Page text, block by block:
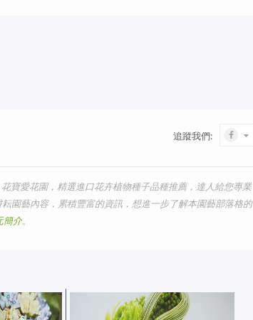
追蹤我們:
寶愛花園，精選進口花卉植物種子品種推薦，達人給您專業
園藝內容，累積豐富的資訊，想進一步了解本園藝部落格的
簡介。